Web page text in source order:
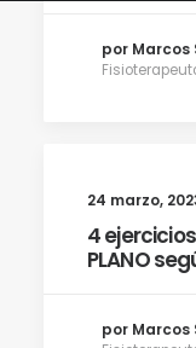
por Marcos
24 marzo,
4 ejercicios
PLANO
por Marcos